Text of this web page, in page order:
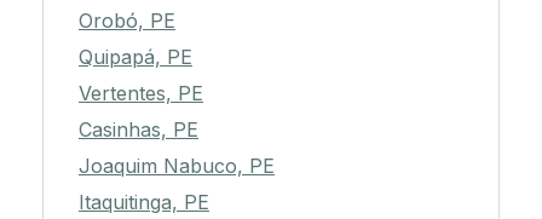
Orobó, PE
Quipapá, PE
Vertentes, PE
Casinhas, PE
Joaquim Nabuco, PE
Itaquitinga, PE